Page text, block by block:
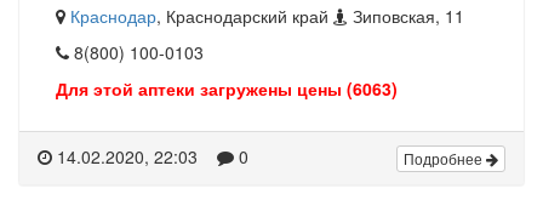
Краснодар, Краснодарский край
Зиповская, 11
8(800) 100-0103
Для этой аптеки загружены цены (6063)
14.02.2020, 22:03 0 Подробнее